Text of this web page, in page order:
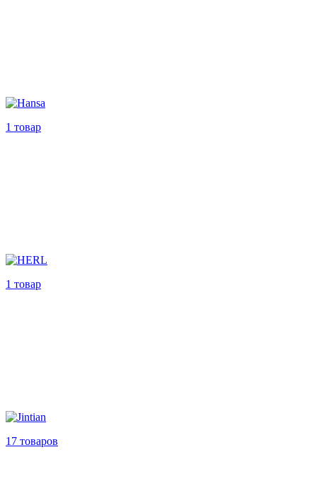
1 товар
1 товар
17 товаров